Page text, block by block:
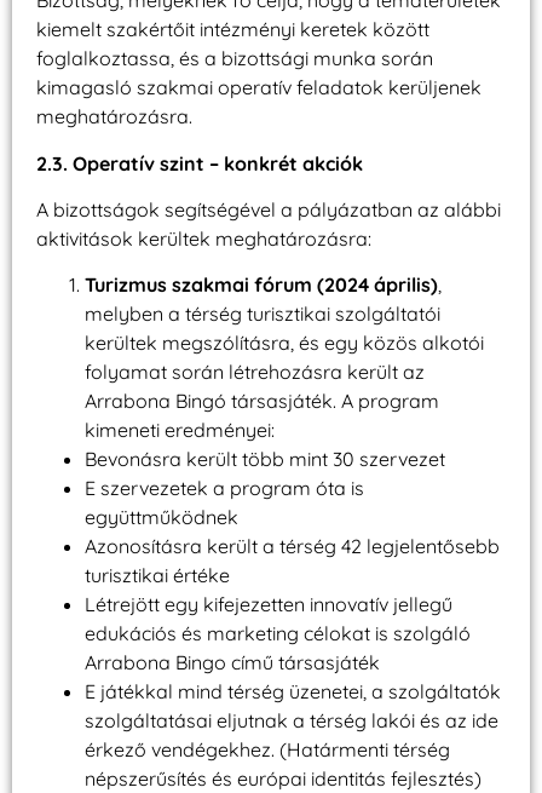
kiemelt szakértőit intézményi keretek között
foglalkoztassa, és a bizottsági munka során
kimagasló szakmai operatív feladatok kerüljenek
meghatározásra.
2.3. Operatív szint – konkrét akciók
A bizottságok segítségével a pályázatban az alábbi
aktivitások kerültek meghatározásra:
Turizmus szakmai fórum (2024 április),
melyben a térség turisztikai szolgáltatói
kerültek megszólításra, és egy közös alkotói
folyamat során létrehozásra került az
Arrabona Bingó társasjáték. A program
kimeneti eredményei:
Bevonásra került több mint 30 szervezet
E szervezetek a program óta is
együttműködnek
Azonosításra került a térség 42 legjelentősebb
turisztikai értéke
Létrejött egy kifejezetten innovatív jellegű
edukációs és marketing célokat is szolgáló
Arrabona Bingo című társasjáték
E játékkal mind térség üzenetei, a szolgáltatók
szolgáltatásai eljutnak a térség lakói és az ide
érkező vendégekhez. (Határmenti térség
népszerűsítés és európai identitás fejlesztés)